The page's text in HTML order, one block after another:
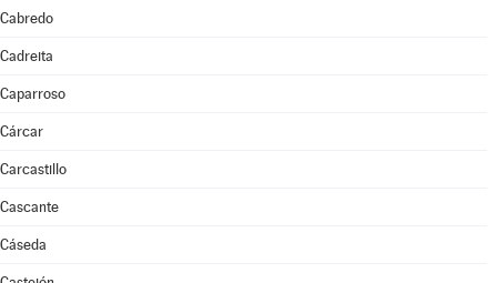
Cabredo
Cadreita
Caparroso
Cárcar
Carcastillo
Cascante
Cáseda